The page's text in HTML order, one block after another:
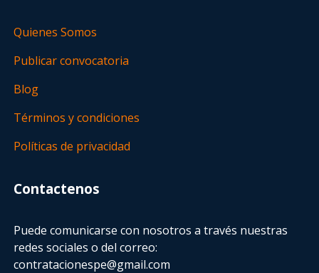
Quienes Somos
Publicar convocatoria
Blog
Términos y condiciones
Políticas de privacidad
Contactenos
Puede comunicarse con nosotros a través nuestras
redes sociales o del correo:
contratacionespe@gmail.com